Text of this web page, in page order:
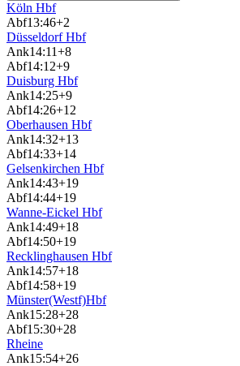
Köln Hbf
Abf13:46+2
Düsseldorf Hbf
Ank14:11+8
Abf14:12+9
Duisburg Hbf
Ank14:25+9
Abf14:26+12
Oberhausen Hbf
Ank14:32+13
Abf14:33+14
Gelsenkirchen Hbf
Ank14:43+19
Abf14:44+19
Wanne-Eickel Hbf
Ank14:49+18
Abf14:50+19
Recklinghausen Hbf
Ank14:57+18
Abf14:58+19
Münster(Westf)Hbf
Ank15:28+28
Abf15:30+28
Rheine
Ank15:54+26